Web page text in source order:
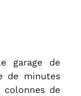
garage de
de minutes
colonnes de